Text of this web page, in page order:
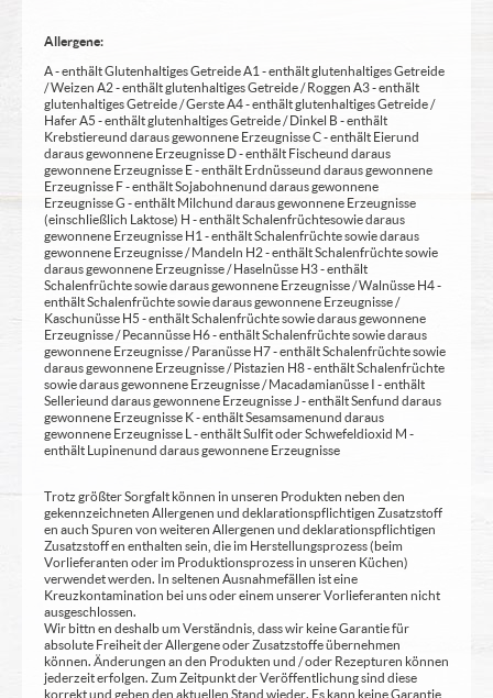
Allergene:
A - enthält Glutenhaltiges Getreide A1 - enthält glutenhaltiges Getreide
/ Weizen A2 - enthält glutenhaltiges Getreide / Roggen A3 - enthält
glutenhaltiges Getreide / Gerste A4 - enthält glutenhaltiges Getreide /
Hafer A5 - enthält glutenhaltiges Getreide / Dinkel B - enthält
Krebstiere und daraus gewonnene Erzeugnisse C - enthält Eier und
daraus gewonnene Erzeugnisse D - enthält Fische und daraus
gewonnene Erzeugnisse E - enthält Erdnüsse und daraus gewonnene
Erzeugnisse F - enthält Sojabohnen und daraus gewonnene
Erzeugnisse G - enthält Milch und daraus gewonnene Erzeugnisse
(einschließlich Laktose) H - enthält Schalenfrüchte sowie daraus
gewonnene Erzeugnisse H1 - enthält Schalenfrüchte sowie daraus
gewonnene Erzeugnisse / Mandeln H2 - enthält Schalenfrüchte sowie
daraus gewonnene Erzeugnisse / Haselnüsse H3 - enthält
Schalenfrüchte sowie daraus gewonnene Erzeugnisse / Walnüsse H4 -
enthält Schalenfrüchte sowie daraus gewonnene Erzeugnisse /
Kaschunüsse H5 - enthält Schalenfrüchte sowie daraus gewonnene
Erzeugnisse / Pecannüsse H6 - enthält Schalenfrüchte sowie daraus
gewonnene Erzeugnisse / Paranüsse H7 - enthält Schalenfrüchte sowie
daraus gewonnene Erzeugnisse / Pistazien H8 - enthält Schalenfrüchte
sowie daraus gewonnene Erzeugnisse / Macadamianüsse I - enthält
Sellerie und daraus gewonnene Erzeugnisse J - enthält Senf und daraus
gewonnene Erzeugnisse K - enthält Sesamsamen und daraus
gewonnene Erzeugnisse L - enthält Sulfit oder Schwefeldioxid M -
enthält Lupinen und daraus gewonnene Erzeugnisse
Trotz größter Sorgfalt können in unseren Produkten neben den
gekennzeichneten Allergenen und deklarationspflichtigen Zusatzstoff
en auch Spuren von weiteren Allergenen und deklarationspflichtigen
Zusatzstoff en enthalten sein, die im Herstellungsprozess (beim
Vorlieferanten oder im Produktionsprozess in unseren Küchen)
verwendet werden. In seltenen Ausnahmefällen ist eine
Kreuzkontamination bei uns oder einem unserer Vorlieferanten nicht
ausgeschlossen.
Wir bittn en deshalb um Verständnis, dass wir keine Garantie für
absolute Freiheit der Allergene oder Zusatzstoffe übernehmen
können. Änderungen an den Produkten und / oder Rezepturen können
jederzeit erfolgen. Zum Zeitpunkt der Veröffentlichung sind diese
korrekt und geben den aktuellen Stand wieder. Es kann keine Garantie